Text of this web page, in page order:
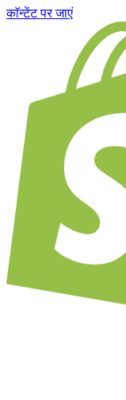
काॅन्टेंट पर जाएं